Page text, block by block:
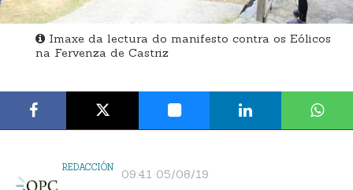
Imaxe da lectura do manifesto contra os Eólicos
na Fervenza de Castriz
REDACCIÓN 09:41 05/08/19